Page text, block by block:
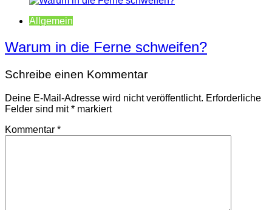
Allgemein
Warum in die Ferne schweifen?
Schreibe einen Kommentar
Deine E-Mail-Adresse wird nicht veröffentlicht. Erforderliche
Felder sind mit* markiert
Kommentar *